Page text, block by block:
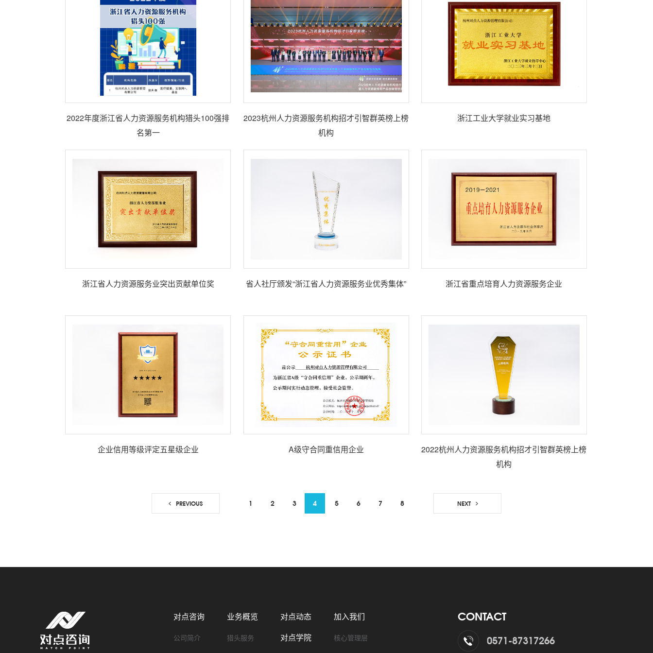
2022年度浙江省人力资源服务机构猎头100强排
名第一
2023杭州人力资源服务机构招才引智群英榜上榜
机构
浙江工业大学就业实习基地
浙江省人力资源服务业突出贡献单位奖 省人社厅颁发“浙江省人力资源服务业优秀集体” 浙江省重点培育人力资源服务企业
企业信用等级评定五星级企业 A级守合同重信用企业
2022杭州人力资源服务机构招才引智群英榜上榜
机构
PREVIOUS 1 2 3 4 5 6 7 8 NEXT
对点咨询
公司简介
业务概览
猎头服务
对点动态
对点学院
加入我们
核心管理层
CONTACT
0571-87317266